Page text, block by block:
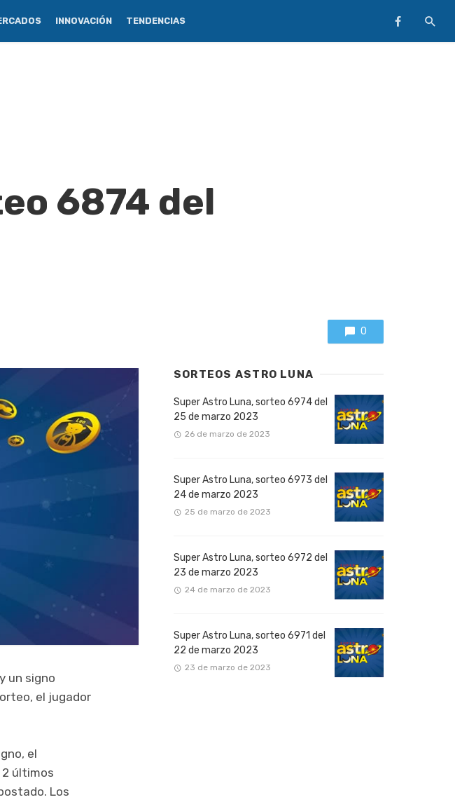
INNOVACIÓN TENDENCIAS
6874 del
0
un signo
el jugador
el
2 últimos
Los
SORTEOS ASTRO LUNA
Super Astro Luna, sorteo 6974 del
25 de marzo 2023
26 de marzo de 2023
Super Astro Luna, sorteo 6973 del
24 de marzo 2023
25 de marzo de 2023
Super Astro Luna, sorteo 6972 del
23 de marzo 2023
24 de marzo de 2023
Super Astro Luna, sorteo 6971 del
22 de marzo 2023
23 de marzo de 2023